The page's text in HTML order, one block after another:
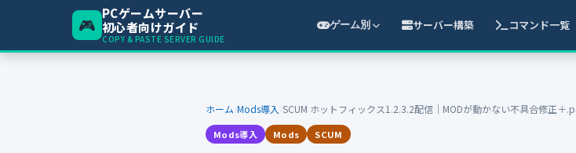
🎮
PCゲームサーバー
初心者向けガイド
COPY & PASTE SERVER GUIDE
ゲーム別 サーバー構築 コマンド一覧
ホーム Mods導入 SCUM ホットフィックス1.2.3.2配信｜MODが動かない不具合修正＋
Mods導入 Mods SCUM